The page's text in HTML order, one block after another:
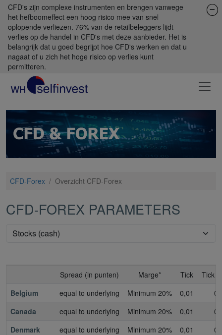
CFD's zijn complexe instrumenten en brengen vanwege
het hefboomeffect een hoog risico mee van snel
oplopende verliezen. 76% van de retailbeleggers lijdt
verlies op de handel in CFD's met deze aanbieder. Het is
belangrijk dat u goed begrijpt hoe CFD's werken en dat u
nagaat of u zich het hoge risico op verlies kunt
permitteren.
CFD-Forex / Overzicht CFD-Forex
CFD-FOREX PARAMETERS
Spread (in punten) Marge* Tick
Tick
Belgium
equal to underlying Minimum 20% 0,01
Canada
equal to underlying Minimum 20% 0,01
Denmark
equal to underlying Minimum 20% 0,01